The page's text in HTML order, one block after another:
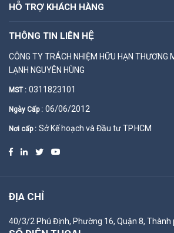
HỖ TRỢ KHÁCH HÀNG
THÔNG TIN LIÊN HỆ
CÔNG TY TRÁCH NHIỆM HỮU HẠN THƯƠNG
LẠNH NGUYÊN HÙNG
MST : 0311823101
Ngày Cấp : 06/06/2012
Nơi cấp : Sở Kế hoạch và Đầu tư TP.HCM
ĐỊA CHỈ
40/3/2 Phú Định, Phường 16, Quận 8, Thành